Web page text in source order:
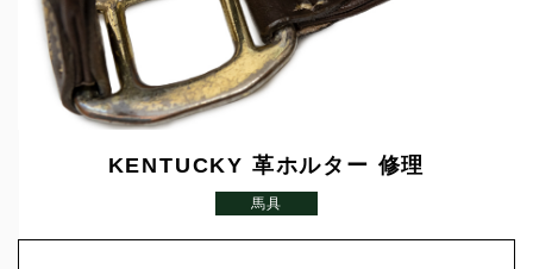
KENTUCKY 革ホルター 修理
馬具